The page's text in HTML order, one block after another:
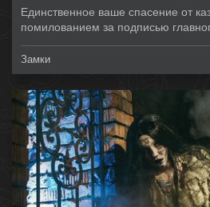
Единственное ваше спасение от
помилованием за подписью
Замки